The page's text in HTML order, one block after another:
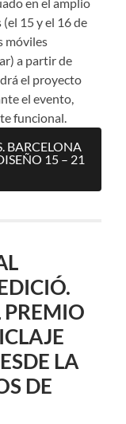
15 y el 16 de
móviles
a partir de
el proyecto
el evento,
funcional.
BARCELONA
15 – 21
LA
DE